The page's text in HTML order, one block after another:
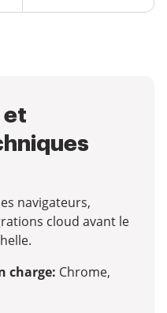
et
navigateurs,
cloud avant le
charge: Chrome,